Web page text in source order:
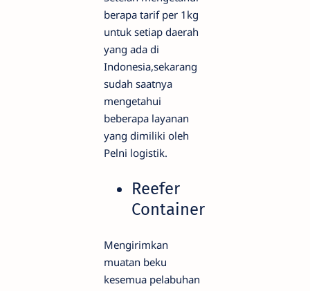
berapa tarif per 1kg
untuk setiap daerah
yang ada di
Indonesia,sekarang
sudah saatnya
mengetahui
beberapa layanan
yang dimiliki oleh
Pelni logistik.
Reefer
Container
Mengirimkan
muatan beku
kesemua pelabuhan